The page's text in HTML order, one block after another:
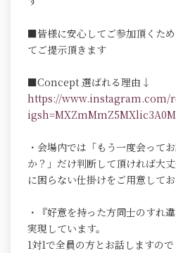
■皆様に安心してご参加頂くた
てご提示頂きます
■Concept 選ばれる理由↓
https://www.instagram.com/
・会場内では「もう一度会って
か？」だけ判断して頂ければ大
に困らない仕掛けをご用意してお
・『好意を持った方同士のすれ
実現しています。
1対1で全員の方とお話しますの